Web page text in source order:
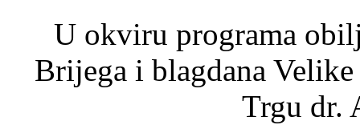
U okviru programa
Brijega i blagdana
Trgu dr.